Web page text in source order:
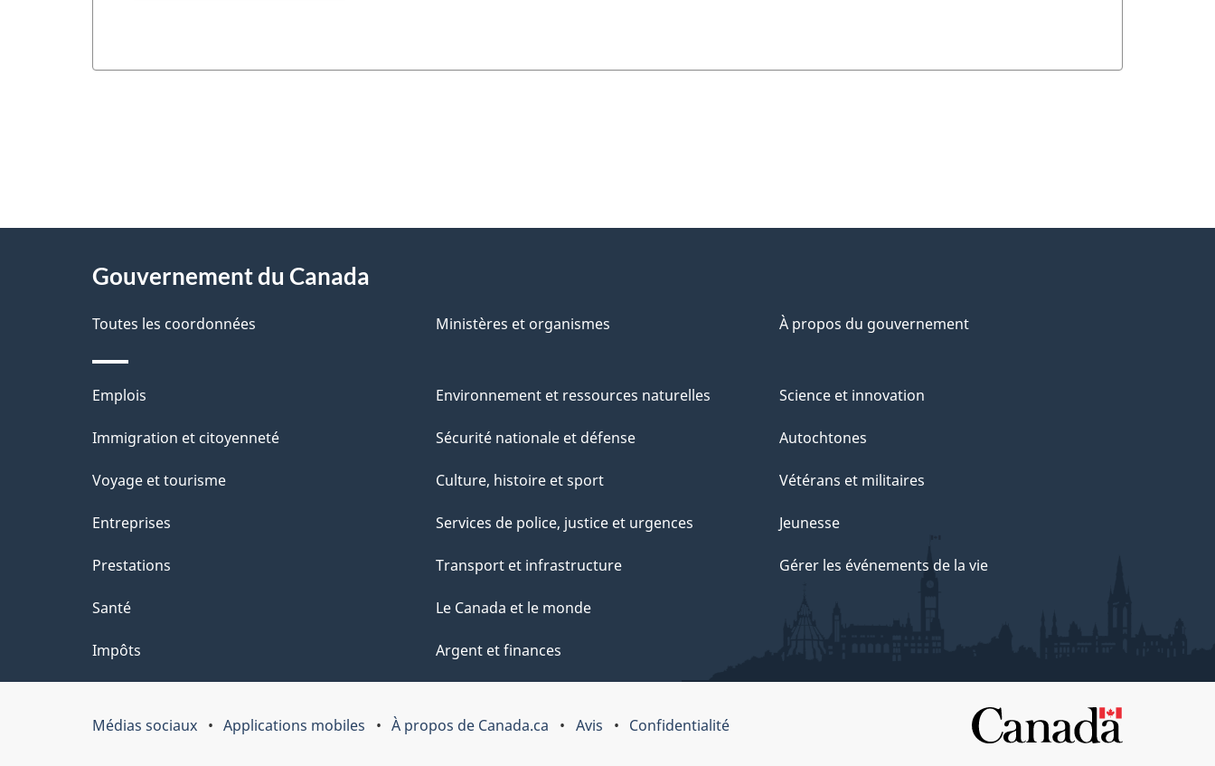
D
é
t
a
i
l
d
e
l
p
a
g
e
Gouvernement du Canada
Toutes les coordonnées Ministères et organismes À propos du gouvernement
Thèmes
et
Emplois
Immigration et citoyenneté
Voyage et tourisme
Entreprises
Prestations
Santé
Impôts
Environnement et ressources naturelles
Sécurité nationale et défense
Culture, histoire et sport
Services de police, justice et urgences
Transport et infrastructure
Le Canada et le monde
Argent et finances
Science et innovation
Autochtones
Vétérans et militaires
Jeunesse
Gérer les événements de la vie
Organisation
Médias sociaux Applications mobiles À propos de Canada.ca Avis Confidentialité